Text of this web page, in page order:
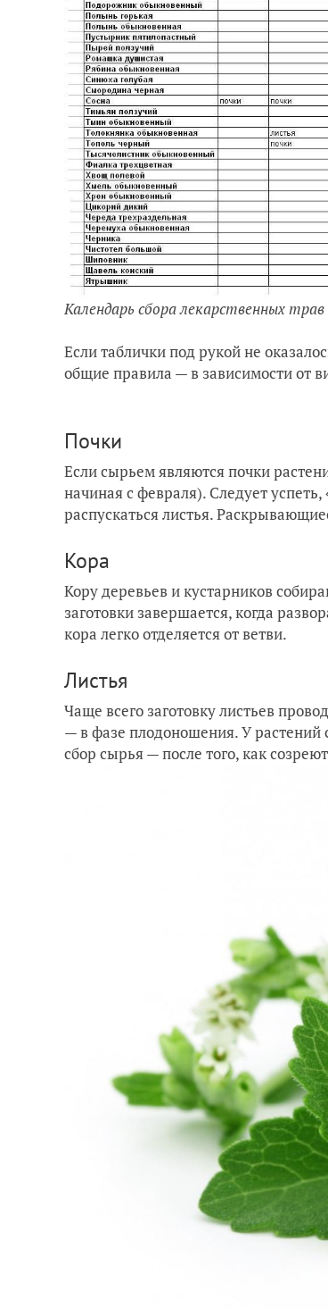
Календарь сбора лекарственных трав
Если таблички под рукой не
общие правила — в зависимости от
Почки
Если сырьем являются почки
начиная с февраля). Следует
распускаться листья.
Кора
Кору деревьев и кустарников
заготовки завершается, когда
кора легко отделяется от ветви.
Листья
Чаще всего заготовку листьев
— в фазе плодоношения. У растений
сбор сырья — после того, как